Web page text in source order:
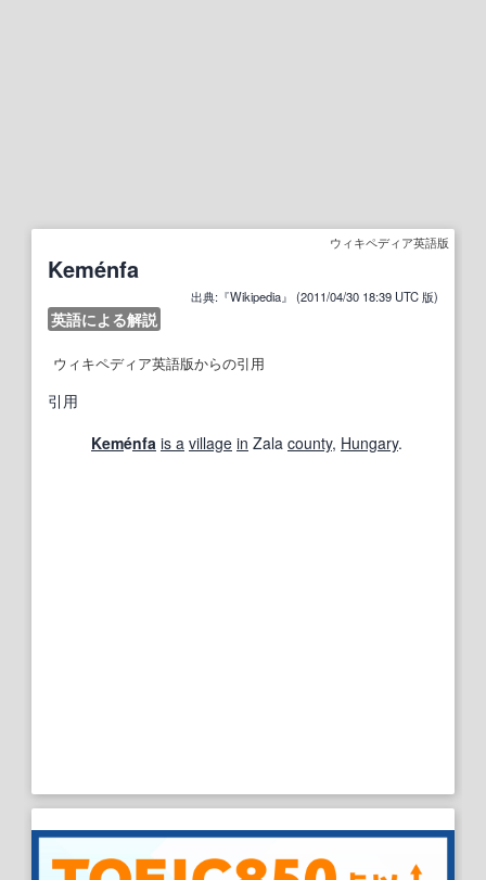
ウィキペディア英語版
Keménfa
出典:『Wikipedia』 (2011/04/30 18:39 UTC 版)
英語による解説
ウィキペディア英語版からの引用
引用
Keménfa is a village in Zala county, Hungary.